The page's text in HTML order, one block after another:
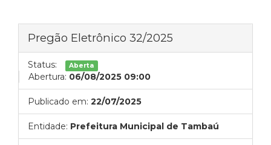
Pregão Eletrônico 32/2025
Status: Aberta
Abertura: 06/08/2025 09:00
Publicado em: 22/07/2025
Entidade: Prefeitura Municipal de Tambaú